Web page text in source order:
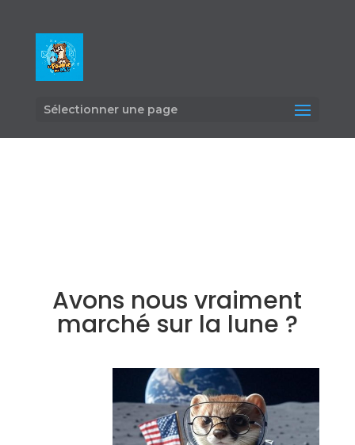
Sélectionner une page
Avons nous vraiment
marché sur la lune ?